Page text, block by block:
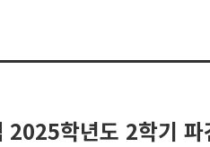
학년도 2학기